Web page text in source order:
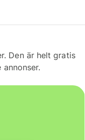
Den är helt gratis